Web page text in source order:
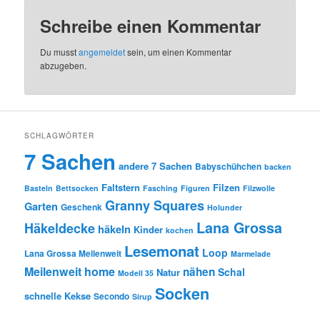
Schreibe einen Kommentar
Du musstangemeldetsein, um einen Kommentar
abzugeben.
SCHLAGWÖRTER
7 Sachen andere 7 Sachen Babyschühchen backen
Basteln Bettsocken Faltstern Fasching Figuren Filzen Filzwolle
Garten Geschenk Granny Squares Holunder
Häkeldecke häkeln Kinder kochen Lana Grossa
Lana Grossa Meilenweit Lesemonat Loop Marmelade
Meilenweit home Modell 35 Natur nähen Schal
schnelle Kekse Secondo Sirup Socken